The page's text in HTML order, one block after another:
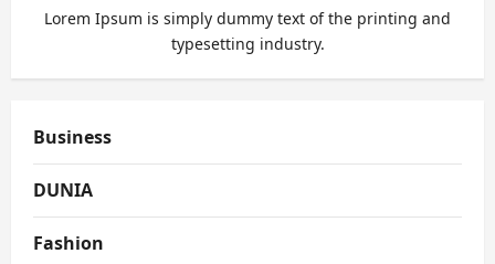
Lorem Ipsum is simply dummy text of the printing and
typesetting industry.
Business
DUNIA
Fashion